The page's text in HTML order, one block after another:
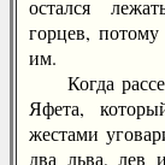
остался
горцев,
им.
Когда
Яфета,
жестами
два льва, лев